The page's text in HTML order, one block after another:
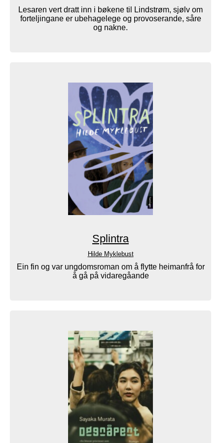
Lesaren vert dratt inn i bøkene til Lindstrøm, sjølv om
forteljingane er ubehagelege og provoserande, såre
og nakne.
Splintra
Hilde Myklebust
Ein fin og var ungdomsroman om å flytte heimanfrå for
å gå på vidaregåande